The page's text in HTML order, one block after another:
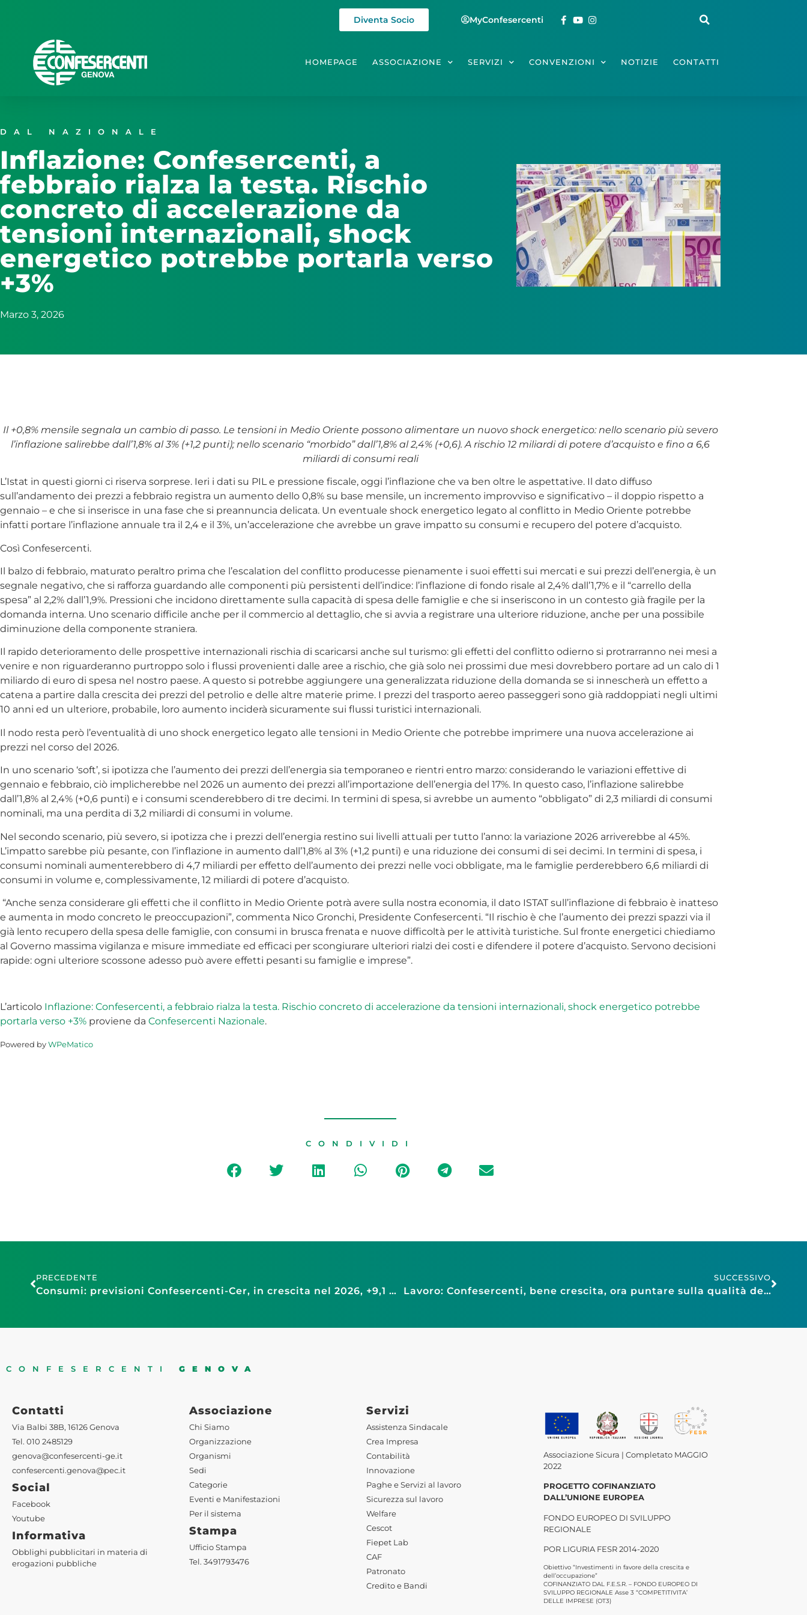
Diventa Socio MyConfesercenti
HOMEPAGE ASSOCIAZIONE SERVIZI CONVENZIONI NOTIZIE CONTATTI
DAL NAZIONALE
Inflazione: Confesercenti, a
febbraio rialza la testa. Rischio
concreto di accelerazione da
tensioni internazionali, shock
energetico potrebbe portarla verso
+3%
Marzo 3, 2026
Il +0,8% mensile segnala un cambio di passo. Le tensioni in Medio Oriente possono alimentare un nuovo shock energetico: nello scenario più severo
l’inflazione salirebbe dall’1,8% al 3% (+1,2 punti); nello scenario “morbido” dall’1,8% al 2,4% (+0,6). A rischio 12 miliardi di potere d’acquisto e fino a 6,6
miliardi di consumi reali
L’Istat in questi giorni ci riserva sorprese. Ieri i dati su PIL e pressione fiscale, oggi l’inflazione che va ben oltre le aspettative. Il dato diffuso
sull’andamento dei prezzi a febbraio registra un aumento dello 0,8% su base mensile, un incremento improvviso e significativo – il doppio rispetto a
gennaio – e che si inserisce in una fase che si preannuncia delicata. Un eventuale shock energetico legato al conflitto in Medio Oriente potrebbe
infatti portare l’inflazione annuale tra il 2,4 e il 3%, un’accelerazione che avrebbe un grave impatto su consumi e recupero del potere d’acquisto.
Così Confesercenti.
Il balzo di febbraio, maturato peraltro prima che l’escalation del conflitto producesse pienamente i suoi effetti sui mercati e sui prezzi dell’energia, è un
segnale negativo, che si rafforza guardando alle componenti più persistenti dell’indice: l’inflazione di fondo risale al 2,4% dall’1,7% e il “carrello della
spesa” al 2,2% dall’1,9%. Pressioni che incidono direttamente sulla capacità di spesa delle famiglie e che si inseriscono in un contesto già fragile per la
domanda interna. Uno scenario difficile anche per il commercio al dettaglio, che si avvia a registrare una ulteriore riduzione, anche per una possibile
diminuzione della componente straniera.
Il rapido deterioramento delle prospettive internazionali rischia di scaricarsi anche sul turismo: gli effetti del conflitto odierno si protrarranno nei mesi a
venire e non riguarderanno purtroppo solo i flussi provenienti dalle aree a rischio, che già solo nei prossimi due mesi dovrebbero portare ad un calo di 1
miliardo di euro di spesa nel nostro paese. A questo si potrebbe aggiungere una generalizzata riduzione della domanda se si innescherà un effetto a
catena a partire dalla crescita dei prezzi del petrolio e delle altre materie prime. I prezzi del trasporto aereo passeggeri sono già raddoppiati negli ultimi
10 anni ed un ulteriore, probabile, loro aumento inciderà sicuramente sui flussi turistici internazionali.
Il nodo resta però l’eventualità di uno shock energetico legato alle tensioni in Medio Oriente che potrebbe imprimere una nuova accelerazione ai
prezzi nel corso del 2026.
In uno scenario ‘soft’, si ipotizza che l’aumento dei prezzi dell’energia sia temporaneo e rientri entro marzo: considerando le variazioni effettive di
gennaio e febbraio, ciò implicherebbe nel 2026 un aumento dei prezzi all’importazione dell’energia del 17%. In questo caso, l’inflazione salirebbe
dall’1,8% al 2,4% (+0,6 punti) e i consumi scenderebbero di tre decimi. In termini di spesa, si avrebbe un aumento “obbligato” di 2,3 miliardi di consumi
nominali, ma una perdita di 3,2 miliardi di consumi in volume.
Nel secondo scenario, più severo, si ipotizza che i prezzi dell’energia restino sui livelli attuali per tutto l’anno: la variazione 2026 arriverebbe al 45%.
L’impatto sarebbe più pesante, con l’inflazione in aumento dall’1,8% al 3% (+1,2 punti) e una riduzione dei consumi di sei decimi. In termini di spesa, i
consumi nominali aumenterebbero di 4,7 miliardi per effetto dell’aumento dei prezzi nelle voci obbligate, ma le famiglie perderebbero 6,6 miliardi di
consumi in volume e, complessivamente, 12 miliardi di potere d’acquisto.
“Anche senza considerare gli effetti che il conflitto in Medio Oriente potrà avere sulla nostra economia, il dato ISTAT sull’inflazione di febbraio è inatteso
e aumenta in modo concreto le preoccupazioni”, commenta Nico Gronchi, Presidente Confesercenti. “Il rischio è che l’aumento dei prezzi spazzi via il
già lento recupero della spesa delle famiglie, con consumi in brusca frenata e nuove difficoltà per le attività turistiche. Sul fronte energetici chiediamo
al Governo massima vigilanza e misure immediate ed efficaci per scongiurare ulteriori rialzi dei costi e difendere il potere d’acquisto. Servono decisioni
rapide: ogni ulteriore scossone adesso può avere effetti pesanti su famiglie e imprese”.
L’articolo Inflazione: Confesercenti, a febbraio rialza la testa. Rischio concreto di accelerazione da tensioni internazionali, shock energetico potrebbe
portarla verso +3% proviene da Confesercenti Nazionale.
Powered by WPeMatico
CONDIVIDI
PRECEDENTE
Consumi: previsioni Confesercenti-Cer, in crescita nel 2026, +9,1 miliardi (+0,8% su 2025), ma le spese obbligate condizionano i bilanci familiari e frenano il commercio (+0,2%)
SUCCESSIVO
Lavoro: Confesercenti, bene crescita, ora puntare sulla qualità dei contratti. Quelli in dumping sottraggono 1,5 miliardi di euro ai lavoratori
CONFESERCENTI GENOVA
Contatti
Via Balbi 38B, 16126 Genova
Tel. 010 2485129
genova@confesercenti-ge.it
confesercenti.genova@pec.it
Social
Facebook
Youtube
Informativa
Obblighi pubblicitari in materia di
erogazioni pubbliche
Associazione
Chi Siamo
Organizzazione
Organismi
Sedi
Categorie
Eventi e Manifestazioni
Per il sistema
Stampa
Ufficio Stampa
Tel. 3491793476
Servizi
Assistenza Sindacale
Crea Impresa
Contabilità
Innovazione
Paghe e Servizi al lavoro
Sicurezza sul lavoro
Welfare
Cescot
Fiepet Lab
CAF
Patronato
Credito e Bandi
Associazione Sicura | Completato MAGGIO
2022
PROGETTO COFINANZIATO
DALL’UNIONE EUROPEA
FONDO EUROPEO DI SVILUPPO
REGIONALE
POR LIGURIA FESR 2014-2020
Obiettivo “Investimenti in favore della crescita e
dell’occupazione”
COFINANZIATO DAL F.E.S.R. – FONDO EUROPEO DI
SVILUPPO REGIONALE Asse 3 “COMPETITIVITA’
DELLE IMPRESE (OT3)